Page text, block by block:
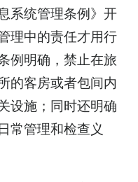
系统管理条例》开
理中的责任才用行
例明确，禁止在旅
的客房或者包间内
设施；同时还明确
常管理和检查义